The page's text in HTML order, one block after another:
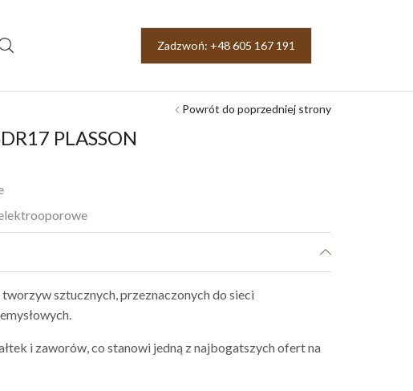
Zadzwoń: +48 605 167 191
Powrót do poprzedniej strony
PLASSON
sztucznych, przeznaczonych do sieci
i zaworów, co stanowi jedną z najbogatszych ofert na